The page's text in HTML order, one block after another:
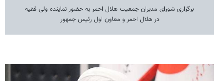
برگزاری شورای مدیران جمعیت هلال احمر به حضور نماینده ولی فقیه
در هلال احمر و معاون اول رئیس جمهور